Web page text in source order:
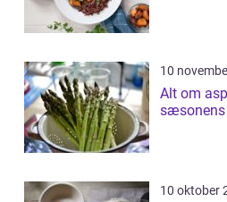
10
Alt om
sæsonens
10 oktober